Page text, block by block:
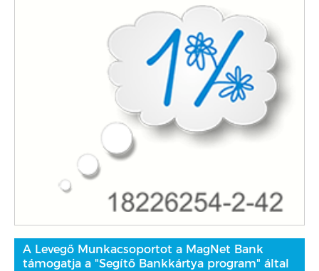
A Levegő Munkacsoportot a MagNet Bank
támogatja a "Segítő Bankkártya program" által